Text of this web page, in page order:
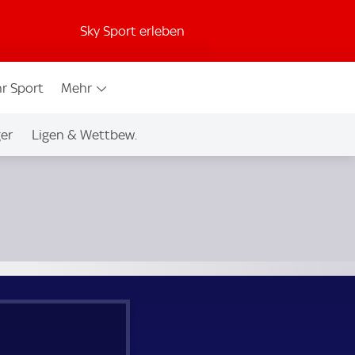
Sky Sport erleben
Sport Mehr
Ligen & Wettbew.